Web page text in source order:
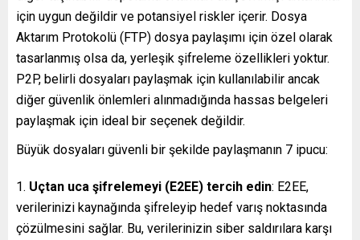
için uygun değildir ve potansiyel riskler içerir. Dosya
Aktarım Protokolü (FTP) dosya paylaşımı için özel olarak
tasarlanmış olsa da, yerleşik şifreleme özellikleri yoktur.
P2P, belirli dosyaları paylaşmak için kullanılabilir ancak
diğer güvenlik önlemleri alınmadığında hassas belgeleri
paylaşmak için ideal bir seçenek değildir.
Büyük dosyaları güvenli bir şekilde paylaşmanın 7 ipucu:
Uçtan uca şifrelemeyi (E2EE) tercih edin: E2EE,
verilerinizi kaynağında şifreleyip hedef varış noktasında
çözülmesini sağlar. Bu, verilerinizin siber saldırılara karşı